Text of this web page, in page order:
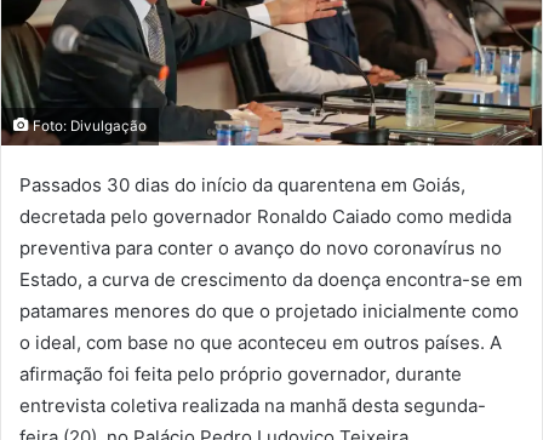
Foto: Divulgação
Passados 30 dias do início da quarentena em Goiás,
decretada pelo governador Ronaldo Caiado como medida
preventiva para conter o avanço do novo coronavírus no
Estado, a curva de crescimento da doença encontra-se em
patamares menores do que o projetado inicialmente como
o ideal, com base no que aconteceu em outros países. A
afirmação foi feita pelo próprio governador, durante
entrevista coletiva realizada na manhã desta segunda-